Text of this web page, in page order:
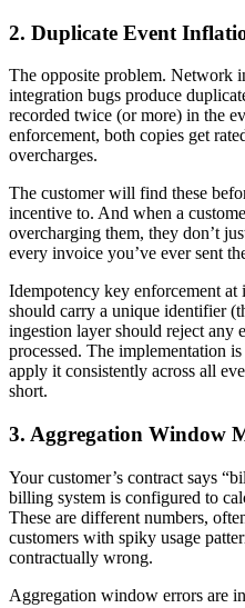
2. Duplicate Event
The opposite problem. Network
integration bugs produce
recorded twice (or more) in the
enforcement, both copies get
overcharges.
The customer will find these
incentive to. And when a
overcharging them, they don’t
every invoice you’ve ever sent
Idempotency key enforcement
should carry a unique identifier
ingestion layer should reject any
processed. The implementation
apply it consistently across all
short.
3. Aggregation Window
Your customer’s contract says
billing system is configured to
These are different numbers,
customers with spiky usage
contractually wrong.
Aggregation window errors are